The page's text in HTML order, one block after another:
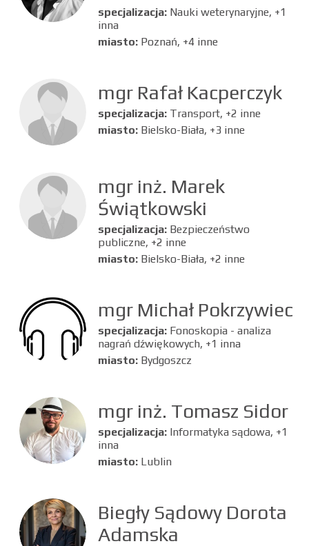
specjalizacja: Nauki weterynaryjne, +1
inna
miasto: Poznań, +4 inne
mgr Rafał Kacperczyk
specjalizacja: Transport, +2 inne
miasto: Bielsko-Biała, +3 inne
mgr inż. Marek
Świątkowski
specjalizacja: Bezpieczeństwo
publiczne, +2 inne
miasto: Bielsko-Biała, +2 inne
mgr Michał Pokrzywiec
specjalizacja: Fonoskopia - analiza
nagrań dźwiękowych, +1 inna
miasto: Bydgoszcz
mgr inż. Tomasz Sidor
specjalizacja: Informatyka sądowa, +1
inna
miasto: Lublin
Biegły Sądowy Dorota
Adamska